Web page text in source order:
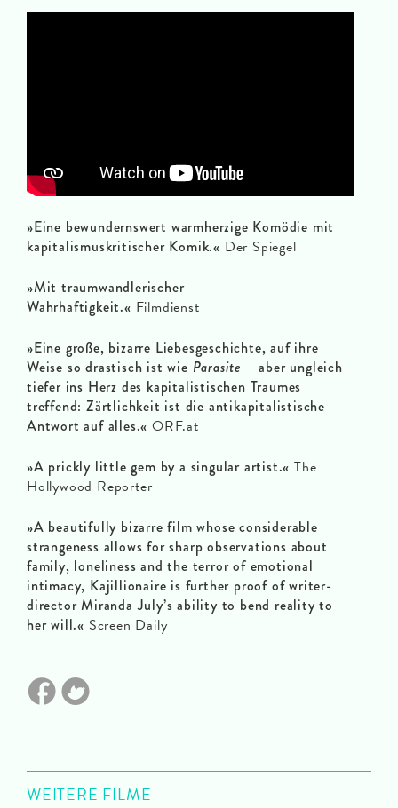
»Eine bewundernswert warmherzige Komödie mit
kapitalismuskritischer Komik.« Der Spiegel
»Mit traumwandlerischer
Wahrhaftigkeit.« Filmdienst
»Eine große, bizarre Liebesgeschichte, auf ihre
Weise so drastisch ist wie Parasite – aber ungleich
tiefer ins Herz des kapitalistischen Traumes
treffend: Zärtlichkeit ist die antikapitalistische
Antwort auf alles.«ORF.at
»A prickly little gem by a singular artist.« The
Hollywood Reporter
»A beautifully bizarre film whose considerable
strangeness allows for sharp observations about
family, loneliness and the terror of emotional
intimacy, Kajillionaire is further proof of writer-
director Miranda July’s ability to bend reality to
her will.« Screen Daily
WEITERE FILME